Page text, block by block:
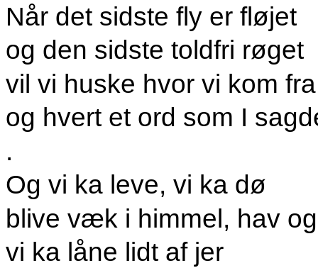
Når det sidste fly er fløjet
og den sidste toldfri røget
vil vi huske hvor vi kom fra
og hvert et ord som I
.
Og vi ka leve, vi ka dø
blive væk i himmel, hav
vi ka låne lidt af jer